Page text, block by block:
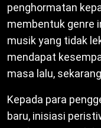
penghormatan
membentuk genre
musik yang tidak
mendapat
masa lalu,
Kepada para
baru, inisiasi